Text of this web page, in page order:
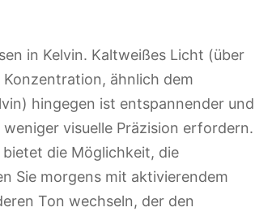
in Kelvin. Kaltweißes Licht (über
ähnlich dem
hingegen ist entspannender und
visuelle Präzision erfordern.
bietet die Möglichkeit, die
Sie morgens mit aktivierendem
Ton wechseln, der den